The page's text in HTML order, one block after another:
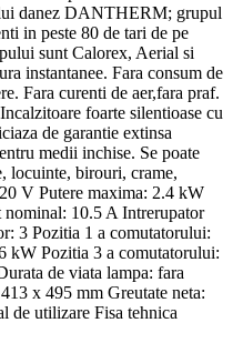
danez DANTHERM; grupul
in peste 80 de tari de pe
sunt Calorex, Aerial si
instantanee. Fara consum de
Fara curenti de aer,fara praf.
foarte silentioase cu
de garantie extinsa
medii inchise. Se poate
locuinte, birouri, crame,
V Putere maxima: 2.4 kW
10.5 A Intrerupator
3 Pozitia 1 a comutatorului:
kW Pozitia 3 a comutatorului:
de viata lampa: fara
x 495 mm Greutate neta:
de utilizare Fisa tehnica